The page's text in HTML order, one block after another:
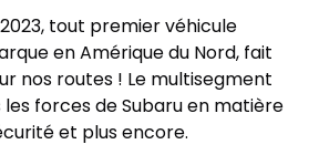
tout premier véhicule
en Amérique du Nord, fait
nos routes ! Le multisegment
forces de Subaru en matière
et plus encore.